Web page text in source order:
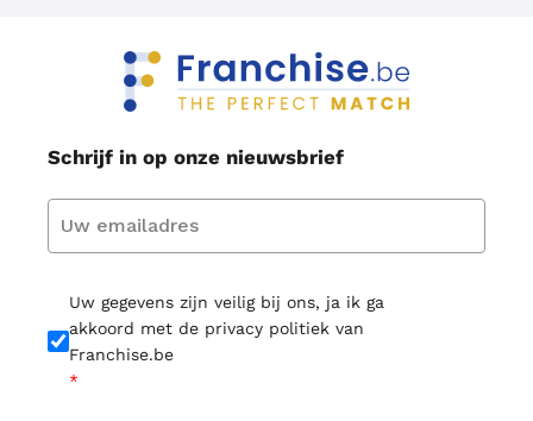
Schrijf in op onze nieuwsbrief
Uw gegevens zijn veilig bij ons, ja ik ga
akkoord met de privacy politiek van
Franchise.be
*